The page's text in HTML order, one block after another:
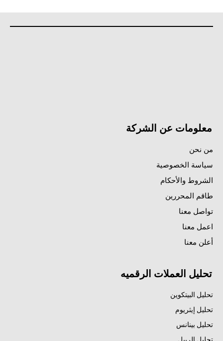
معلومات عن الشركة
من نحن
سياسة الخصوصية
الشروط والأحكام
طاقم المحررين
تواصل معنا
اعمل معنا
أعلن معنا
تحليل العملات الرقميه
تحليل البيتكوين
تحليل إيثريوم
تحليل بينانس
تحليل الريبل